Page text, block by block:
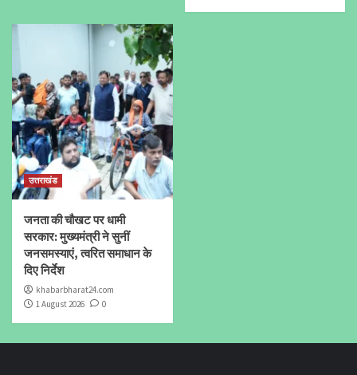
उत्तराखंड
जनता की चौखट पर धामी
सरकार: मुख्यमंत्री ने सुनीं
जनसमस्याएं, त्वरित समाधान के
दिए निर्देश
khabarbharat24.com
1 August 2026
0